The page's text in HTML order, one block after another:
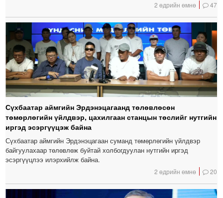
2 өдрийн өмнө 47
Сүхбаатар аймгийн Эрдэнэцагаанд төлөвлөсөн
төмөрлөгийн үйлдвэр, цахилгаан станцын төслийг нутгийн
иргэд эсэргүүцэж байна
Сүхбаатар аймгийн Эрдэнэцагаан суманд төмөрлөгийн үйлдвэр
байгуулахаар төлөвлөж буйтай холбогдуулан нутгийн иргэд
эсэргүүцлээ илэрхийлж байна.
2 өдрийн өмнө 20